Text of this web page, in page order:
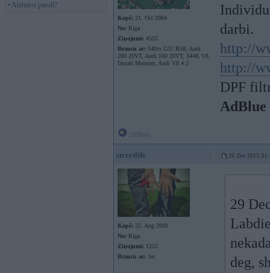
• Aizmirsi paroli?
Kopš: 21. Oct 2004
No: Rīga
Ziņojumi: 4555
Braucu ar: 540ix G31 B58, Audi
200 20VT, Audi 100 20VT, 344K V8,
Ducati Monster, Audi V8 4.2
darbi.
http://
http://
DPF
AdBlue
streetlife 29. Dec 2013,
Kopš: 25. Aug 2009
No: Rīga
Ziņojumi: 1255
Braucu ar: 1er
29
deg,